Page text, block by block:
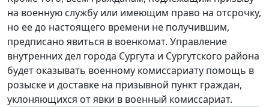
на военную службу или имеющим право на отсрочку,
но ее до настоящего времени не получившим,
предписано явиться в военкомат. Управление
внутренних дел города Сургута и Сургутского района
будет оказывать военному комиссариату помощь в
розыске и доставке на призывной пункт граждан,
уклоняющихся от явки в военный комиссариат.